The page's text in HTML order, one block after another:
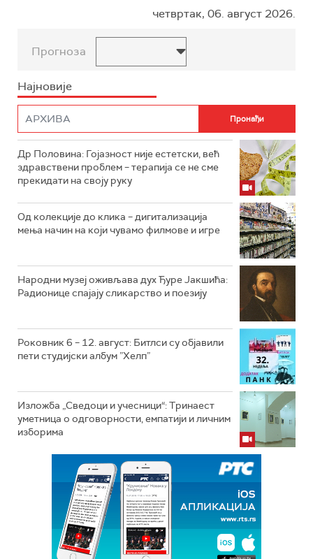
четвртак, 06. август 2026.
Прогноза
Најновије
Др Половина: Гојазност није естетски, већ
здравствени проблем – терапија се не сме
прекидати на своју руку
Од колекције до клика – дигитализација
мења начин на који чувамо филмове и игре
Народни музеј оживљава дух Ђуре Јакшића:
Радионице спајају сликарство и поезију
Роковник 6 – 12. август: Битлси су објавили
пети студијски албум ”Хелп”
Изложба „Сведоци и учесници“: Тринаест
уметница о одговорности, емпатији и личним
изборима